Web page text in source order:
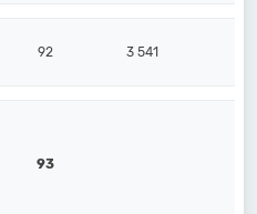
92 3 541
93